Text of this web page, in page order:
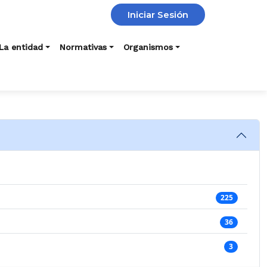
Iniciar Sesión
La entidad Normativas Organismos
225
36
3